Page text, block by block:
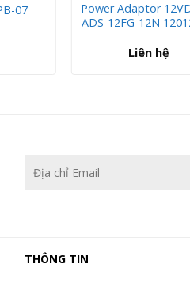
07
Power Adaptor
ADS-12FG-12N
Liên hệ
THÔNG TIN